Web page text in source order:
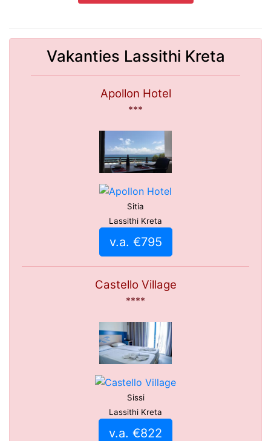
Vakanties Lassithi Kreta
Apollon Hotel
***
Sitia
Lassithi Kreta
v.a. €795
Castello Village
****
Sissi
Lassithi Kreta
v.a. €822